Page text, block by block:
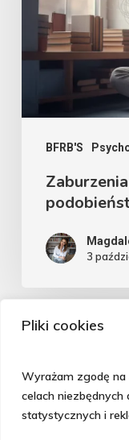
Pliki cookies
Wyrażam zgodę
celach niezbędnych
statystycznych i
BFRB'S
podobieństwa
różnice
3